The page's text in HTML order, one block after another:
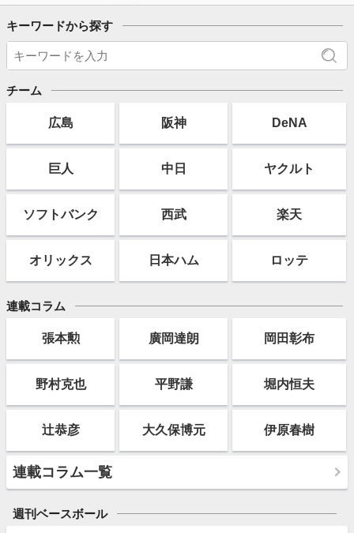
キーワードから探す
チーム
広島 阪神 DeNA
巨人 中日 ヤクルト
ソフトバンク 西武 楽天
オリックス 日本ハム ロッテ
連載コラム
張本勲 廣岡達朗 岡田彰布
野村克也 平野謙 堀内恒夫
辻恭彦 大久保博元 伊原春樹
連載コラム一覧
週刊ベースボール